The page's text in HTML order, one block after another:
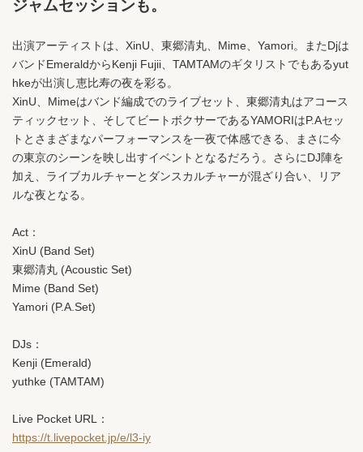
ジャムセッションも。
出演アーティストは、XinU、東郷清丸、Mime、Yamori。またDjは
バンドEmeraldからKenji Fujii、TAMTAMのギタリストでもあるyut
hkeが出演し恵比寿の夜を彩る。
XinU、Mimeはバンド編成でのライブセット、東郷清丸はアコース
ティックセット、そしてビートボクサーであるYAMORIはP.Aセッ
トとさまざまなパーフォーマンスを一夜で体感できる、まさに今
の東京のシーンを映し出すイベントとなるだろう。さらにDJ陣を
加え、ライブカルチャーとダンスカルチャーが混ざり合い、リア
ルな夜となる。
Act：
XinU (Band Set)
東郷清丸 (Acoustic Set)
Mime (Band Set)
Yamori (P.A.Set)
DJs：
Kenji (Emerald)
yuthke (TAMTAM)
Live Pocket URL：
https://t.livepocket.jp/e/l3-iy